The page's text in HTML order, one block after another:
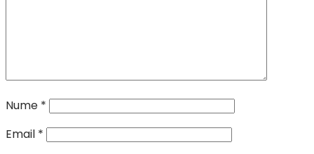
Nume *
Email *